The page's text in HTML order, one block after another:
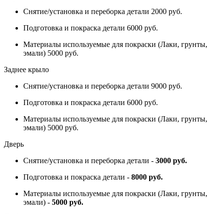
Снятие/установка и переборка детали 2000 руб.
Подготовка и покраска детали 6000 руб.
Материалы используемые для покраски (Лаки, грунты,
эмали) 5000 руб.
Заднее крыло
Снятие/установка и переборка детали 9000 руб.
Подготовка и покраска детали 6000 руб.
Материалы используемые для покраски (Лаки, грунты,
эмали) 5000 руб.
Дверь
Снятие/установка и переборка детали - 3000 руб.
Подготовка и покраска детали - 8000 руб.
Материалы используемые для покраски (Лаки, грунты,
эмали) - 5000 руб.